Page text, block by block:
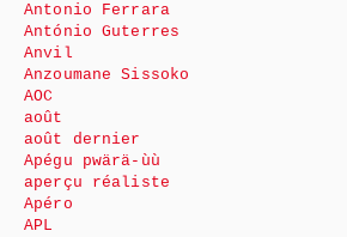
Antonio Ferrara
António Guterres
Anvil
Anzoumane Sissoko
AOC
août
août dernier
Apégu pwärä-ùù
aperçu réaliste
Apéro
APL